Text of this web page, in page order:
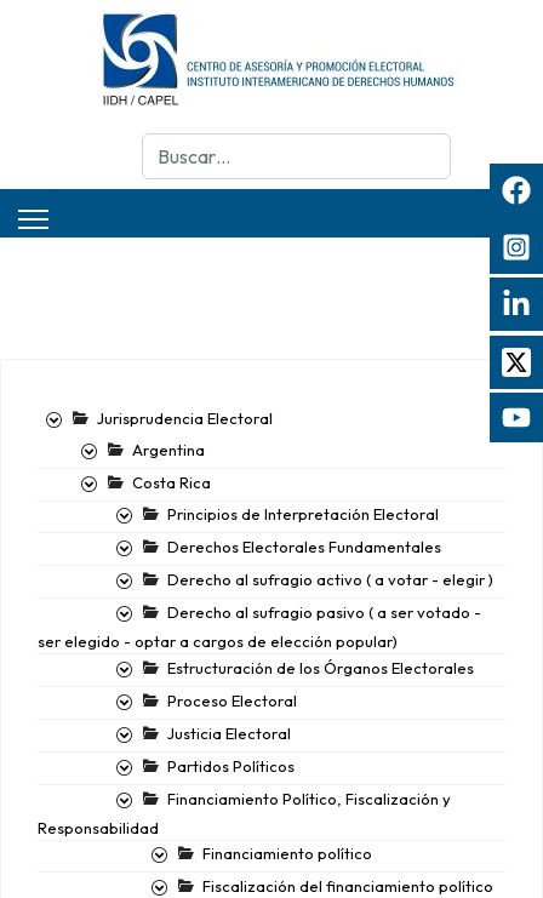
Buscar
Jurisprudencia Electoral
Argentina
Costa Rica
Principios de Interpretación Electoral
Derechos Electorales Fundamentales
Derecho al sufragio activo ( a votar - elegir )
Derecho al sufragio pasivo ( a ser votado -
ser elegido - optar a cargos de elección popular)
Estructuración de los Órganos Electorales
Proceso Electoral
Justicia Electoral
Partidos Políticos
Financiamiento Político, Fiscalización y
Responsabilidad
Financiamiento político
Fiscalización del financiamiento político